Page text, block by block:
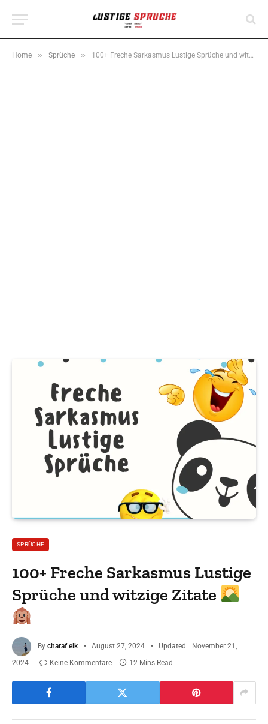
Home » Sprüche » 100+ Freche Sarkasmus Lustige Sprüche und witzige Zitate
SPRÜCHE
100+ Freche Sarkasmus Lustige
Sprüche und witzige Zitate
By charaf elk August 27, 2024 Updated:
November 21,
2024
Keine Kommentare 12 Mins Read